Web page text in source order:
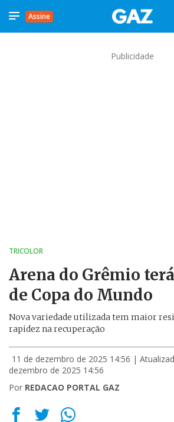
Assine
Publicidade
TRICOLOR
Arena do Grêmio
de Copa do Mundo
Nova variedade utilizada tem maior
rapidez na recuperação
11 de dezembro de 2025 14:56 |
dezembro de 2025 14:56
Por REDACAO PORTAL GAZ